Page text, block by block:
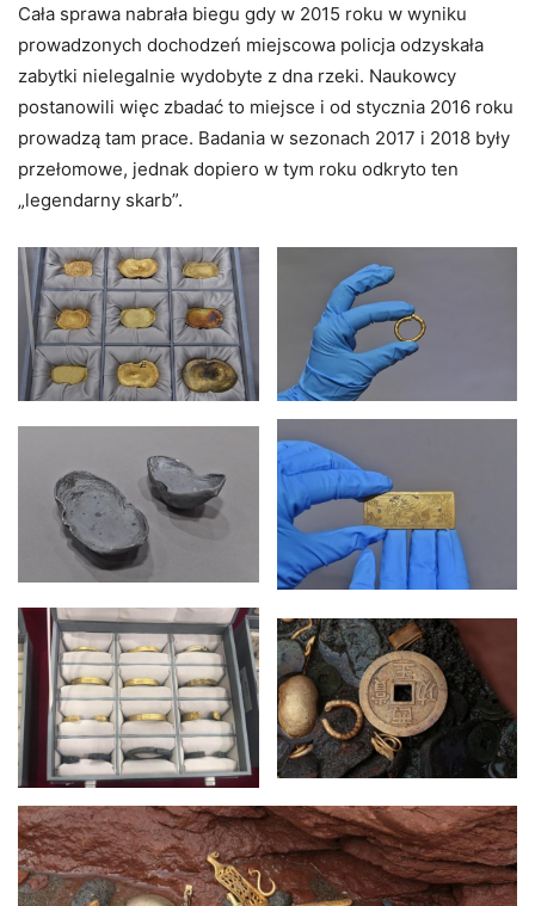
Cała sprawa nabrała biegu gdy w 2015 roku w wyniku
prowadzonych dochodzeń miejscowa policja odzyskała
zabytki nielegalnie wydobyte z dna rzeki. Naukowcy
postanowili więc zbadać to miejsce i od stycznia 2016 roku
prowadzą tam prace. Badania w sezonach 2017 i 2018 były
przełomowe, jednak dopiero w tym roku odkryto ten
„legendarny skarb”.